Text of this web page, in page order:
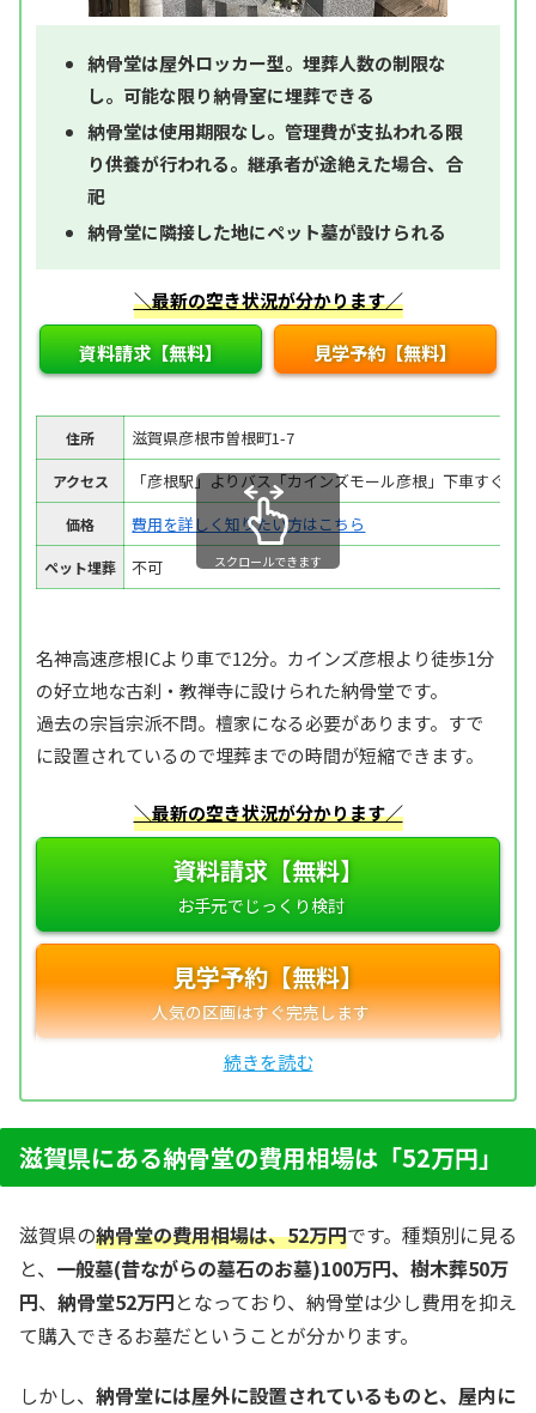
納骨堂は屋外ロッカー型。埋葬人数の制限な
し。可能な限り納骨室に埋葬できる
納骨堂は使用期限なし。管理費が支払われる限
り供養が行われる。継承者が途絶えた場合、合
祀
納骨堂に隣接した地にペット墓が設けられる
＼最新の空き状況が分かります／
資料請求【無料】 見学予約【無料】
住所 滋賀県彦根市曽根町1-7
アクセス 「彦根駅」よりバス「カインズモール彦根」下車すぐ
価格 費用を詳しく知りたい方はこちら
ペット埋葬 不可 スクロールできます
名神高速彦根ICより車で12分。カインズ彦根より徒歩1分
の好立地な古刹・教禅寺に設けられた納骨堂です。
過去の宗旨宗派不問。檀家になる必要があります。すで
に設置されているので埋葬までの時間が短縮できます。
＼最新の空き状況が分かります／
資料請求【無料】
見学予約【無料】
滋賀県にある納骨堂の費用相場は「52万円」
滋賀県の納骨堂の費用相場は、52万円です。種類別に見る
と、 一般墓(昔ながらの墓石のお墓)100万円、 樹木葬50万
円、 納骨堂52万円となっており、納骨堂は少し費用を抑え
て購入できるお墓だということが分かります。
しかし、 納骨堂には屋外に設置されているものと、屋内に